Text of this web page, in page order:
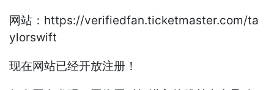
网站：https://verifiedfan.ticketmaster.com/ta
ylorswift
现在网站已经开放注册！